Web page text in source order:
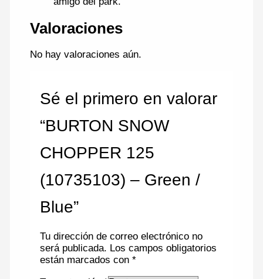
Valoraciones
No hay valoraciones aún.
Sé el primero en valorar
“BURTON SNOW
CHOPPER 125
(10735103) – Green /
Blue”
Tu dirección de correo electrónico no
será publicada. Los campos obligatorios
están marcados con*